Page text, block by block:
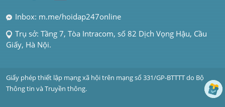
Inbox: m.me/hoidap247online
Trụ sở: Tầng 7, Tòa Intracom, số 82 Dịch Vọng Hậu, Cầu
Giấy, Hà Nội.
Giấy phép thiết lập mạng xã hội trên mạng số 331/GP-BTTTT do Bộ
Thông tin và Truyền thông.